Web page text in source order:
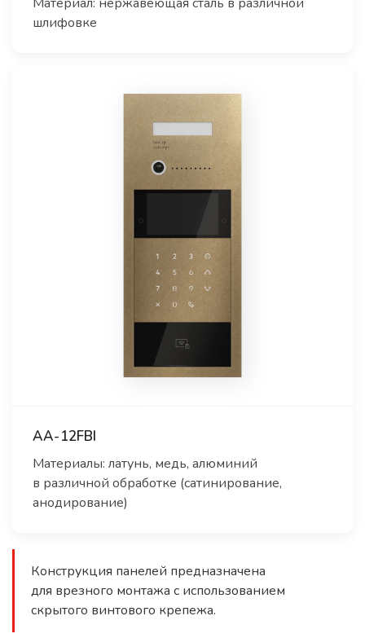
шлифовке
AA-12FBI
Материалы: латунь, медь, алюминий
в различной обработке (сатинирование,
анодирование)
Конструкция панелей предназначена
для врезного монтажа с использованием
скрытого винтового крепежа.